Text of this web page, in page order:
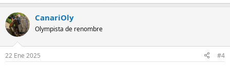
CanariOly
Olympista de renombre
22 Ene 2025 #4